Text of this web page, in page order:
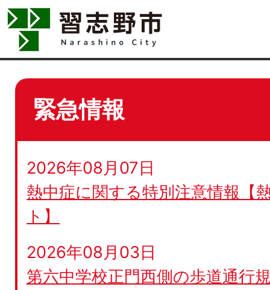
緊急情報
2026年08月07日
熱中症に関する特別注意情報【
ト】
2026年08月03日
第六中学校正門西側の歩道通行